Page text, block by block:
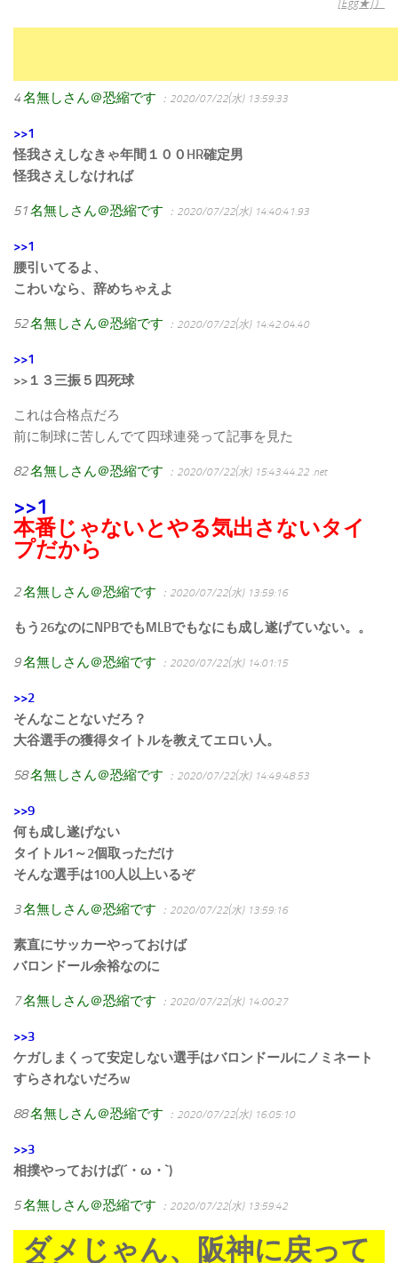
[Egg★]）
4名無しさん＠恐縮です ：2020/07/22(水) 13:59:33
>>1
怪我さえしなきゃ年間１００HR確定男
怪我さえしなければ
51名無しさん＠恐縮です ：2020/07/22(水) 14:40:41.93
>>1
腰引いてるよ、
こわいなら、辞めちゃえよ
52名無しさん＠恐縮です ：2020/07/22(水) 14:42:04.40
>>1
>>１３三振５四死球
これは合格点だろ
前に制球に苦しんでて四球連発って記事を見た
82名無しさん＠恐縮です ：2020/07/22(水) 15:43:44.22 .net
>>1
本番じゃないとやる気出さないタイ
プだから
2名無しさん＠恐縮です ：2020/07/22(水) 13:59:16
もう26なのにNPBでもMLBでもなにも成し遂げていない。。
9名無しさん＠恐縮です ：2020/07/22(水) 14:01:15
>>2
そんなことないだろ？
大谷選手の獲得タイトルを教えてエロい人。
58名無しさん＠恐縮です ：2020/07/22(水) 14:49:48.53
>>9
何も成し遂げない
タイトル1～2個取っただけ
そんな選手は100人以上いるぞ
3名無しさん＠恐縮です ：2020/07/22(水) 13:59:16
素直にサッカーやっておけば
バロンドール余裕なのに
7名無しさん＠恐縮です ：2020/07/22(水) 14:00:27
>>3
ケガしまくって安定しない選手はバロンドールにノミネート
すらされないだろw
88名無しさん＠恐縮です ：2020/07/22(水) 16:05:10
>>3
相撲やっておけば(´・ω・`)
5名無しさん＠恐縮です ：2020/07/22(水) 13:59:42
ダメじゃん、阪神に戻って